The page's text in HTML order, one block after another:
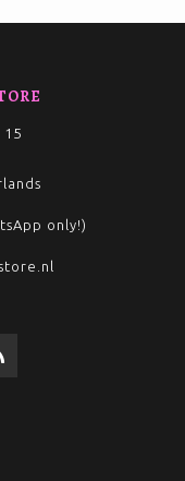
only!)